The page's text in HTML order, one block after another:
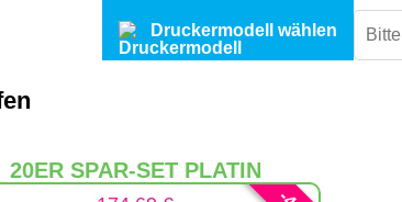
Druckermodell wählen
20ER SPAR-SET PLATIN
-